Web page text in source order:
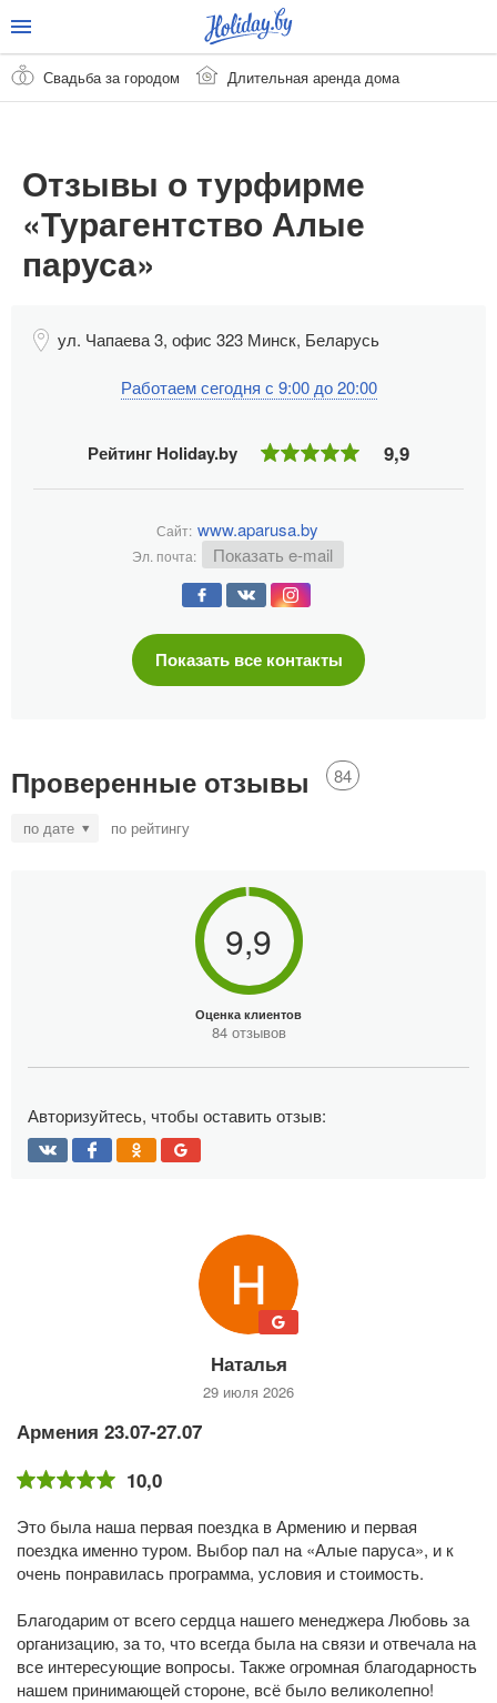
Свадьба за городом Длительная аренда дома
Отзывы о турфирме
«Турагентство Алые
паруса»
ул. Чапаева 3, офис 323 Минск, Беларусь
Работаем сегодня с 9:00 до 20:00
Рейтинг Holiday.by 9,9
Сайт: www.aparusa.by
Эл. почта: Показать e-mail
Показать все контакты
Проверенные отзывы 84
по дате по рейтингу
9,9
Оценка клиентов
84 отзывов
Авторизуйтесь, чтобы оставить отзыв:
Наталья
29 июля 2026
Армения 23.07-27.07
10,0
Это была наша первая поездка в Армению и первая
поездка именно туром. Выбор пал на «Алые паруса», и к
очень понравилась программа, условия и стоимость.
Благодарим от всего сердца нашего менеджера Любовь за
организацию, за то, что всегда была на связи и отвечала на
все интересующие вопросы. Также огромная благодарность
нашем принимающей стороне, всё было великолепно!